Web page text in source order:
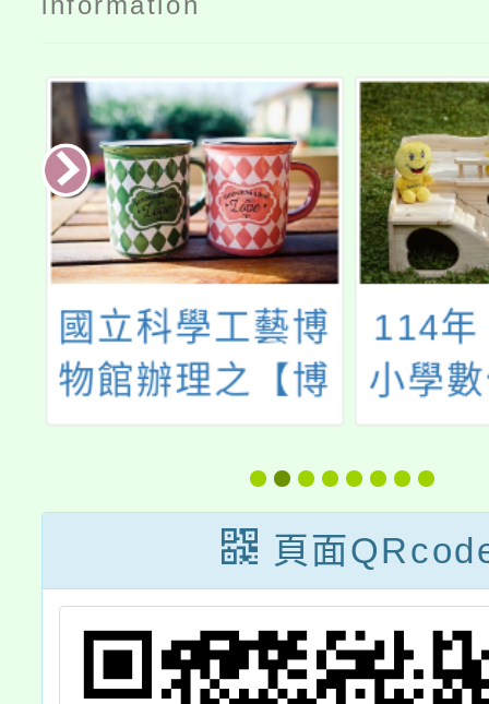
國立科學工藝博
物館辦理之【博
AI應用】教師研
習活動
114年
小學
科技
習
頁面